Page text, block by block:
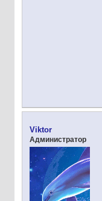
Viktor
Администратор